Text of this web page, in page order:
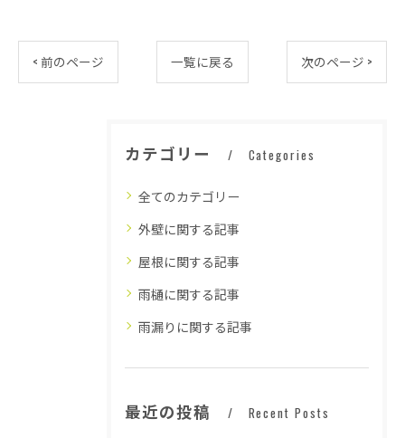
< 前のページ 一覧に戻る 次のページ >
カテゴリー Categories
全てのカテゴリー
外壁に関する記事
屋根に関する記事
雨樋に関する記事
雨漏りに関する記事
最近の投稿 Recent Posts